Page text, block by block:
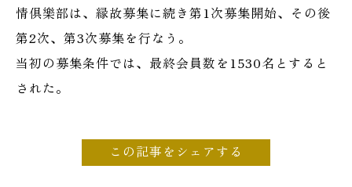
情倶樂部は、縁故募集に続き第1次募集開始、その後
第2次、第3次募集を行なう。
当初の募集条件では、最終会員数を1530名とすると
された。
この記事をシェアする